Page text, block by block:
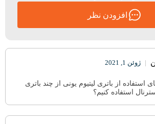
| ژوئن 1, 2021
استفاده از باتری لیتیوم یونی از چند باتری
استفاده کنیم؟
افزودن نظر